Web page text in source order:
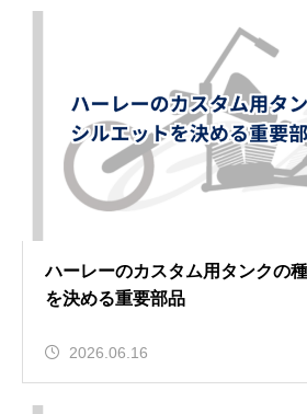
ハーレーのカスタム用タンクの
を決める重要部品
2026.06.16